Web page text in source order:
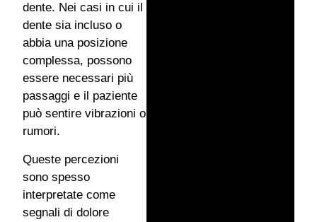
dente. Nei casi in cui il
dente sia incluso o
abbia una posizione
complessa, possono
essere necessari più
passaggi e il paziente
può sentire vibrazioni o
rumori.
Queste percezioni
sono spesso
interpretate come
segnali di dolore